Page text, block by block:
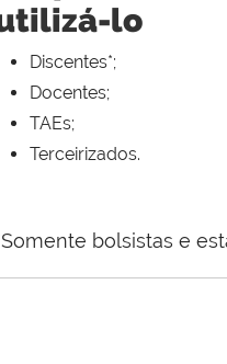
lo
Discentes*;
Docentes;
TAEs;
Terceirizados.
bolsistas e